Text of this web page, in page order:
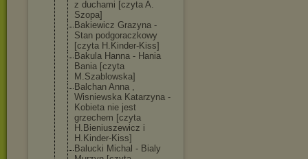
z duchami [czyta A.
Szopa]
Bakiewicz Grazyna -
Stan podgoraczkowy
[czyta H.Kinder-Kiss]
Bakula Hanna - Hania
Bania [czyta
M.Szablowska]
Balchan Anna ,
Wisniewska Katarzyna -
Kobieta nie jest
grzechem [czyta
H.Bieniuszewicz i
H.Kinder-Kiss]
Balucki Michal - Bialy